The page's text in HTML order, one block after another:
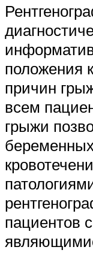
положения
причин
всем
грыжи
пациентов